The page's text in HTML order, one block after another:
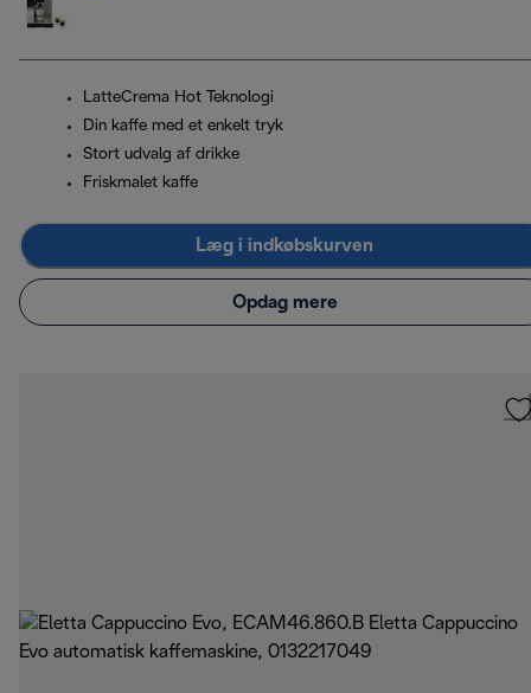
LatteCrema Hot Teknologi
Din kaffe med et enkelt tryk
Stort udvalg af drikke
Friskmalet kaffe
Læg i indkøbskurven
Opdag mere